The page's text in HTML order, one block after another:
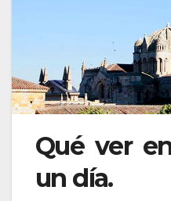
Qué ver
un día.